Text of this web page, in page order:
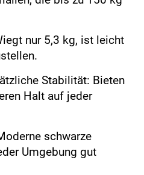
nur 5,3 kg, ist leicht
Stabilität: Bieten
Halt auf jeder
schwarze
Umgebung gut